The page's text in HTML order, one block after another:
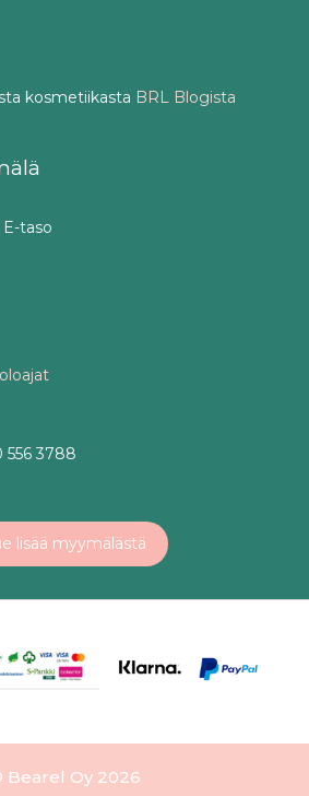
kosmetiikasta BRL Blogista
E-taso
556 3788
lisää myymälästä
Bearel Oy 2026